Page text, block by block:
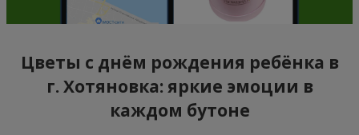
Цветы с днём рождения ребёнка в
г. Хотяновка: яркие эмоции в
каждом бутоне